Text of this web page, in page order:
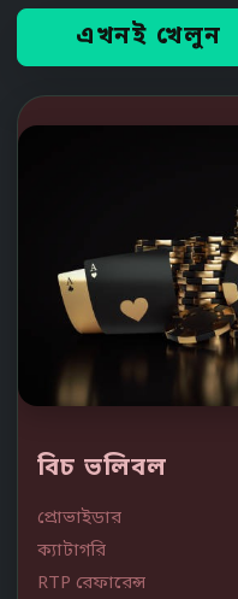
এখনই খেলুন
বিচ ভলিবল
প্রোভাইডার
ক্যাটাগরি
RTP রেফারেন্স